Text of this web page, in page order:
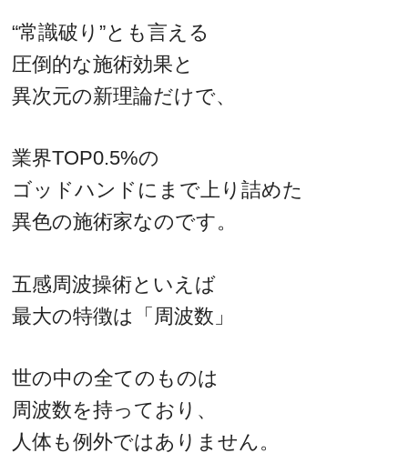
“常識破り”とも言える
圧倒的な施術効果と
異次元の新理論だけで、
業界TOP0.5%の
ゴッドハンドにまで上り詰めた
異色の施術家なのです。
五感周波操術といえば
最大の特徴は「周波数」
世の中の全てのものは
周波数を持っており、
人体も例外ではありません。